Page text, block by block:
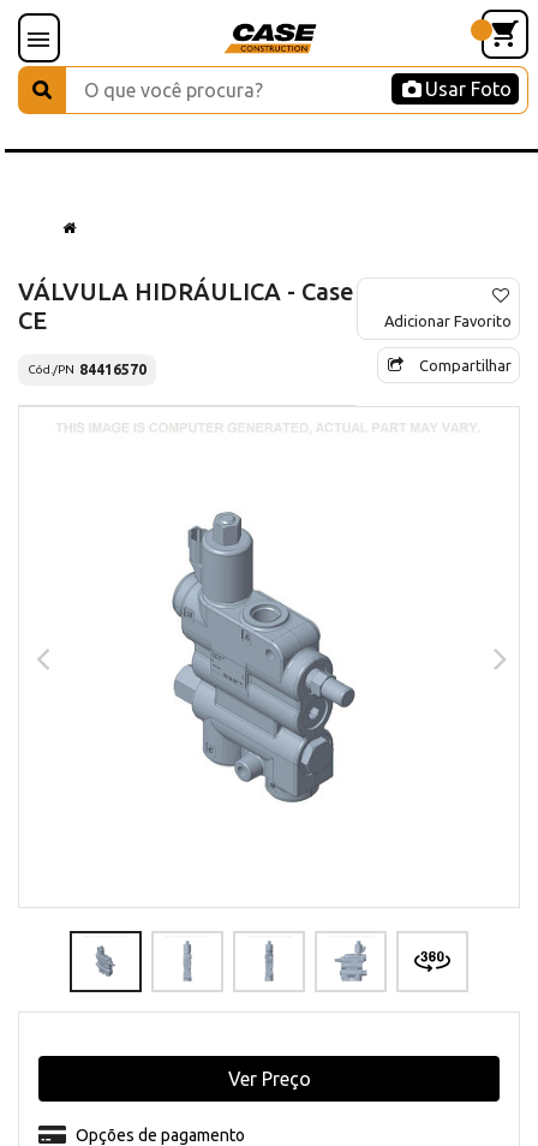
Usar Foto
VÁLVULA HIDRÁULICA - Case
CE
Cód./PN 84416570
Adicionar Favorito
Compartilhar
Opções de pagamento
Ver Preço